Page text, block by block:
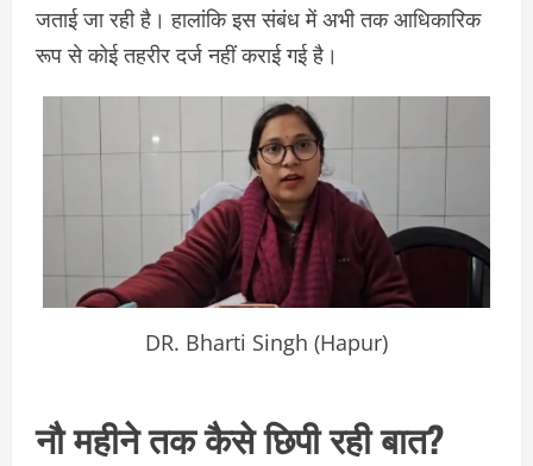
जताई जा रही है। हालांकि इस संबंध में अभी तक आधिकारिक
रूप से कोई तहरीर दर्ज नहीं कराई गई है।
DR. Bharti Singh (Hapur)
नौ महीने तक कैसे छिपी रही बात?